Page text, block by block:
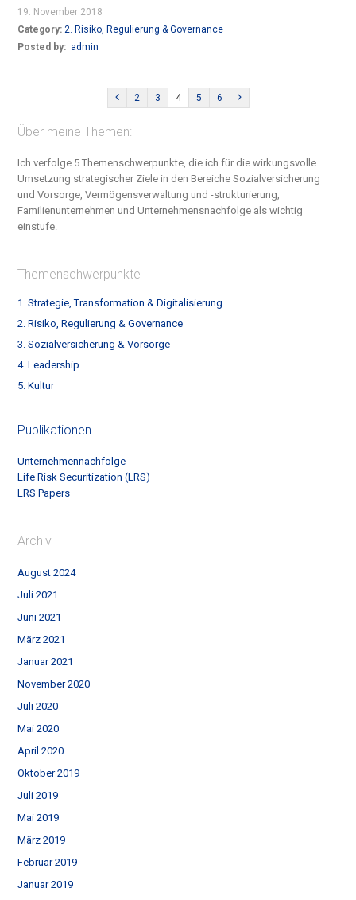
19. November 2018
Category:2. Risiko, Regulierung & Governance
Posted by: admin
2 3 4 5 6
Über meine Themen:
Ich verfolge 5 Themenschwerpunkte, die ich für die wirkungsvolle
Umsetzung strategischer Ziele in den Bereiche Sozialversicherung
und Vorsorge, Vermögensverwaltung und -strukturierung,
Familienunternehmen und Unternehmensnachfolge als wichtig
einstufe.
Themenschwerpunkte
1. Strategie, Transformation & Digitalisierung
2. Risiko, Regulierung & Governance
3. Sozialversicherung & Vorsorge
4. Leadership
5. Kultur
Publikationen
Unternehmennachfolge
Life Risk Securitization (LRS)
LRS Papers
Archiv
August 2024
Juli 2021
Juni 2021
März 2021
Januar 2021
November 2020
Juli 2020
Mai 2020
April 2020
Oktober 2019
Juli 2019
Mai 2019
März 2019
Februar 2019
Januar 2019